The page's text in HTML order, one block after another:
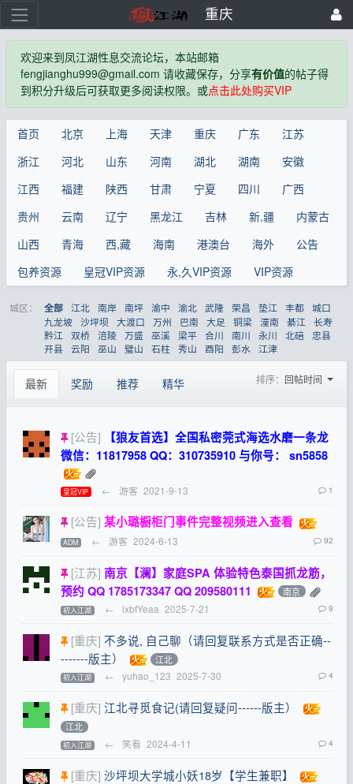
重庆
欢迎来到凤江湖性息交流论坛，本站邮箱
fengjianghu999@gmail.com 请收藏保存，分享有价值的帖子得
到积分升级后可获取更多阅读权限。或点击此处购买VIP
首页 北京 上海 天津 重庆 广东
江苏
浙江
河北 山东 河南 湖北 湖南
安徽
江西
福建 陕西 甘肃 宁夏 四川
广西
贵州
云南 辽宁 黑龙江 吉林 新,疆
内蒙古
山西
青海 西,藏 海南 港澳台 海外
公告
包养资源
皇冠VIP资源 永,久VIP资源 VIP资源
城区： 全部 江北 南岸 南坪 渝中 渝北 武隆 荣昌 垫江 丰都 城口
九龙坡 沙坪坝 大渡口 万州 巴南 大足 铜梁 潼南 綦江
长寿
黔江
双桥 涪陵 万盛 巫溪 梁平 合川 南川 永川 北碚
忠县
开县 云阳 巫山 璧山 石柱 秀山 酉阳 彭水 江津
最新 奖励 推荐 精华 排序： 回帖时间
[公告]
【狼友首选】全国私密莞式海选水磨一条龙
微信：11817958 QQ：310735910 与你号： sn5858
皇冠VIP ← 游客 2021-9-13 1
[公告] 某小璐橱柜门事件完整视频进入查看
ADM ← 游客 2024-6-13 92
[江苏] 南京【澜】家庭SPA 体验特色泰国抓龙筋，
预约 QQ 1785173347 QQ 209580111
南京
初入江湖 ← lxbfYeaa 2025-7-21 9
[重庆] 不多说, 自己聊（请回复联系方式是否正确--
-------版主）
江北
初入江湖 ← yuhao_123 2025-7-30 4
[重庆] 江北寻觅食记(请回复疑问------版主）
江北
初入江湖 ← 笑看 2024-4-11 4
[重庆] 沙坪坝大学城小妖18岁【学生兼职】